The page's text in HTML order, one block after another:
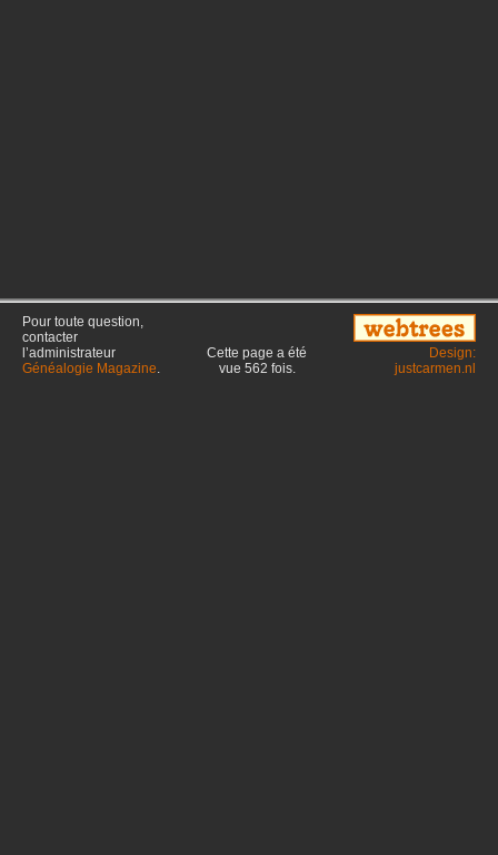
Pour toute question,
contacter
l’administrateur
Généalogie Magazine.
Cette page a été
vue 562 fois.
Design:
justcarmen.nl